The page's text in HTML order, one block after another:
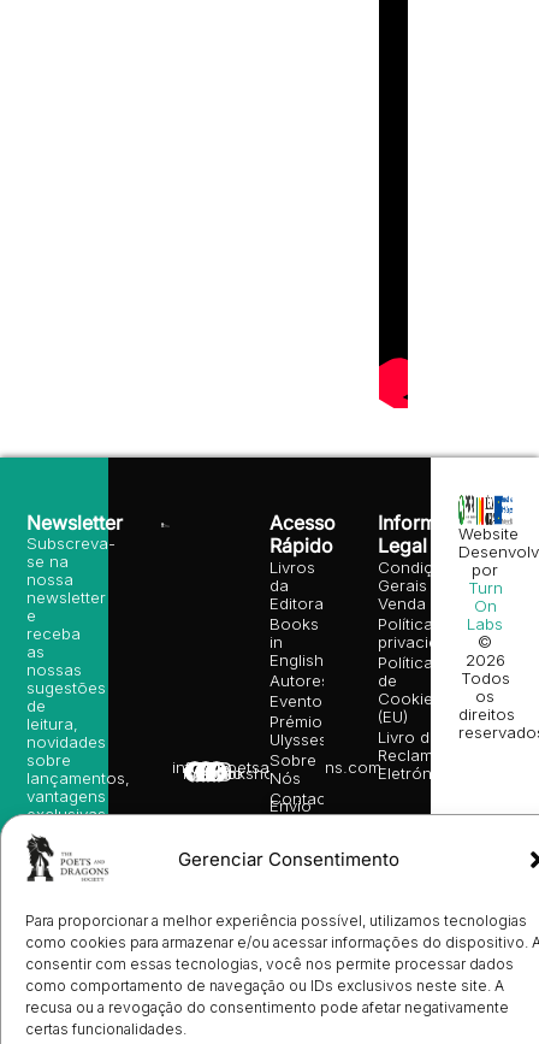
Gerenciar Consentimento
Para proporcionar a melhor experiência possível, utilizamos tecnologias
como cookies para armazenar e/ou acessar informações do dispositivo.
consentir com essas tecnologias, você nos permite processar dados
como comportamento de navegação ou IDs exclusivos neste site. A
recusa ou a revogação do consentimento pode afetar negativamente
certas funcionalidades.
info@poetsandragons.com
Infantil
Adulto
Bookshop
Acesso
Rápido
Livros
da
Editora
Books
in
English
Autores
Eventos
Prémio
Ulysses
Sobre
Nós
Contactos
Envio
Candidatura
Registo
de
Livrarias
Informação
Legal
Condições
Gerais de
Venda
Política de
privacidade
Política
de
Cookies
(EU)
Livro de
Reclamações
Eletrónico
Newsletter
Subscreva-
se na
nossa
newsletter
e
receba
as
nossas
sugestões
de
leitura,
novidades
sobre
lançamentos,
vantagens
exclusivas
e
avisos
diretamente
no seu
Subscrever
Website
por
Turn
On
Labs
©
2026
Todos
os
direitos